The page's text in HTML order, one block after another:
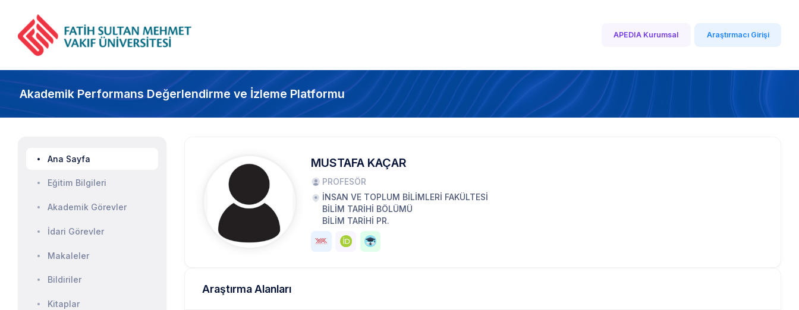
APEDIA Kurumsal Araştırmacı Girişi
Akademik Performans Değerlendirme ve İzleme Platformu
Ana Sayfa
Eğitim Bilgileri
Akademik Görevler
İdari Görevler
Makaleler
Bildiriler
Kitaplar
MUSTAFA KAÇAR
PROFESÖR
İNSAN VE TOPLUM BİLİMLERİ FAKÜLTESİ
BİLİM TARİHİ BÖLÜMÜ
BİLİM TARİHİ PR.
Araştırma Alanları